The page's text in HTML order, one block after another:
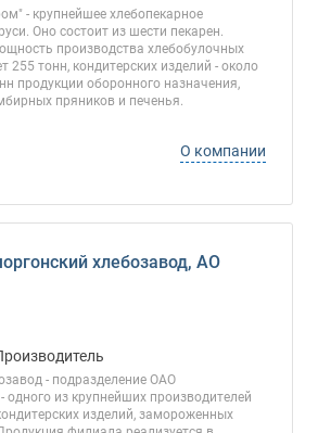
- крупнейшее хлебопекарное
Оно состоит из шести пекарен.
производства хлебобулочных
255 тонн, кондитерских изделий - около
продукции оборонного назначения,
пряников и печенья.
О компании
хлебозавод, АО
- подразделение ОАО
одного из крупнейших производителей
изделий, замороженных